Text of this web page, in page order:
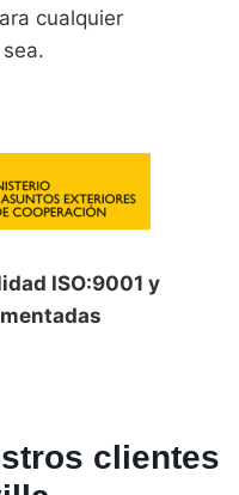
cualquier
ISO:9001 y
clientes